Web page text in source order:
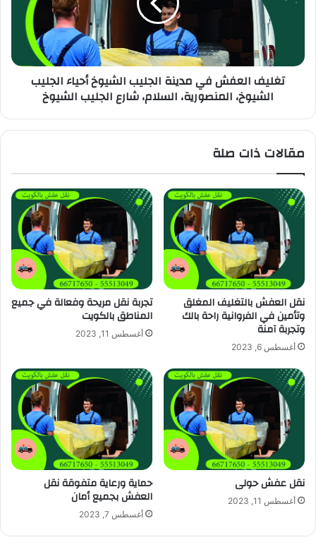
تغليف العفش في مدينة الجليب الشيوخ أحياء الجليب
الشيوخ، المنصورية، السلام، شارع الجليب الشيوخ
مقالات ذات صلة
نقل العفش بالتغليف المغلق
وتأمين في الفروانية راحة بالك
وتجربة آمنة
أغسطس 6, 2023
تجربة نقل مريحة وفعالة في جميع
المناطق بالكويت
أغسطس 11, 2023
نقل عفش حولى
أغسطس 11, 2023
حماية ورعاية متفوقة نقل
العفش بجميع أمان
أغسطس 7, 2023